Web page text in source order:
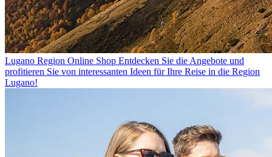
Lugano Region Online Shop Entdecken Sie die Angebote und
profitieren Sie von interessanten Ideen für Ihre Reise in die Region
Lugano!